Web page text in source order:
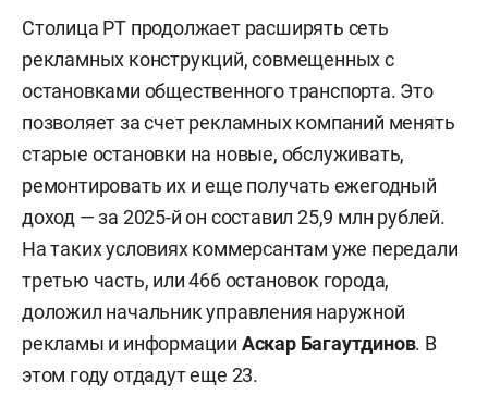
Столица РТ продолжает расширять сеть
рекламных конструкций, совмещенных с
остановками общественного транспорта. Это
позволяет за счет рекламных компаний менять
старые остановки на новые, обслуживать,
ремонтировать их и еще получать ежегодный
доход — за 2025-й он составил 25,9 млн рублей.
На таких условиях коммерсантам уже передали
третью часть, или 466 остановок города,
доложил начальник управления наружной
рекламы и информации Аскар Багаутдинов. В
этом году отдадут еще 23.